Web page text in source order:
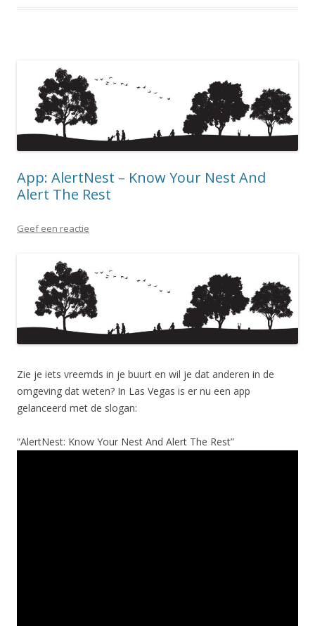
App: AlertNest – Know Your Nest And
Alert The Rest
Geef een reactie
Zie je iets vreemds in je buurt en wil je dat anderen in de
omgeving dat weten? In Las Vegas is er nu een app
gelanceerd met de slogan:
“AlertNest: Know Your Nest And Alert The Rest”